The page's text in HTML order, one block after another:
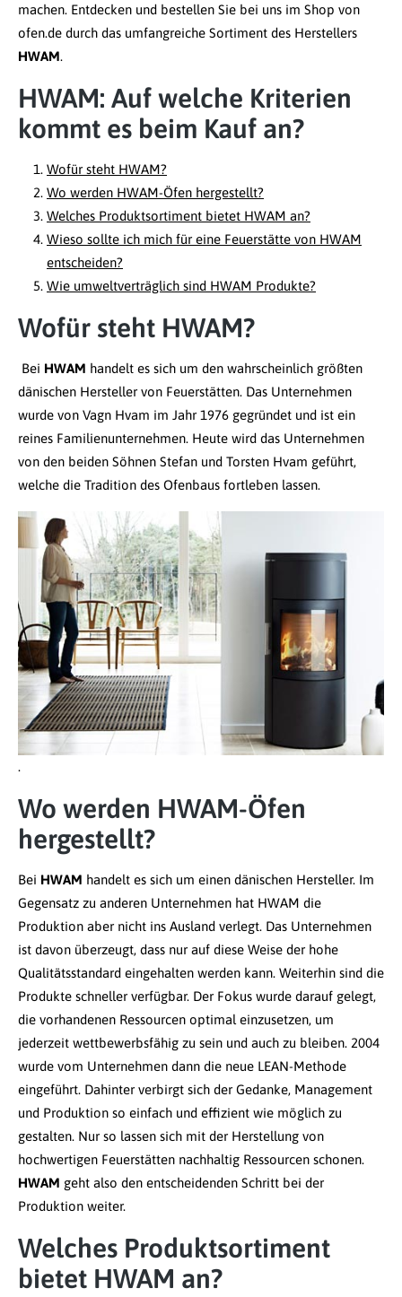
machen. Entdecken und bestellen Sie bei uns im Shop von
ofen.de durch das umfangreiche Sortiment des Herstellers
HWAM.
HWAM: Auf welche Kriterien
kommt es beim Kauf an?
Wofür steht HWAM?
Wo werden HWAM-Öfen hergestellt?
Welches Produktsortiment bietet HWAM an?
Wieso sollte ich mich für eine Feuerstätte von HWAM
entscheiden?
Wie umweltverträglich sind HWAM Produkte?
Wofür steht HWAM?
Bei HWAM handelt es sich um den wahrscheinlich größten
dänischen Hersteller von Feuerstätten. Das Unternehmen
wurde von Vagn Hvam im Jahr 1976 gegründet und ist ein
reines Familienunternehmen. Heute wird das Unternehmen
von den beiden Söhnen Stefan und Torsten Hvam geführt,
welche die Tradition des Ofenbaus fortleben lassen.
.
Wo werden HWAM-Öfen
hergestellt?
Bei HWAM handelt es sich um einen dänischen Hersteller. Im
Gegensatz zu anderen Unternehmen hat HWAM die
Produktion aber nicht ins Ausland verlegt. Das Unternehmen
ist davon überzeugt, dass nur auf diese Weise der hohe
Qualitätsstandard eingehalten werden kann. Weiterhin sind die
Produkte schneller verfügbar. Der Fokus wurde darauf gelegt,
die vorhandenen Ressourcen optimal einzusetzen, um
jederzeit wettbewerbsfähig zu sein und auch zu bleiben. 2004
wurde vom Unternehmen dann die neue LEAN-Methode
eingeführt. Dahinter verbirgt sich der Gedanke, Management
und Produktion so einfach und effizient wie möglich zu
gestalten. Nur so lassen sich mit der Herstellung von
hochwertigen Feuerstätten nachhaltig Ressourcen schonen.
HWAM geht also den entscheidenden Schritt bei der
Produktion weiter.
Welches Produktsortiment
bietet HWAM an?